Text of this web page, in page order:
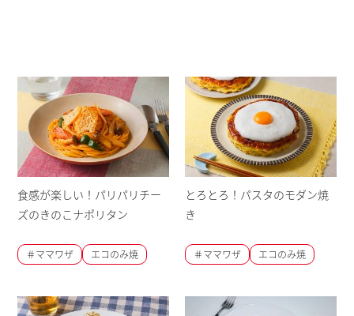
食感が楽しい！パリパリチー
ズのきのこナポリタン
＃ママワザ エコのみ焼
とろとろ！パスタのモダン焼
き
＃ママワザ エコのみ焼